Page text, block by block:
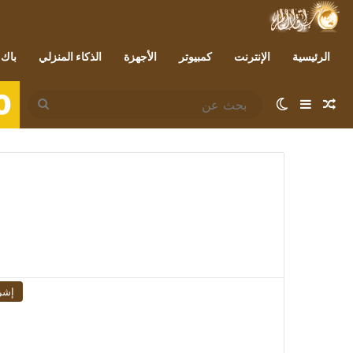
الرئيسية الإنترنت كمبيوتر الأجهزة الذكاء المنزلي
مقال عشوائي
إضافة عمود جانبي
الوضع المظلم
بحث
عن